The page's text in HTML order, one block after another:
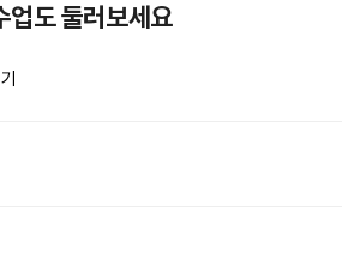
업도 둘러보세요